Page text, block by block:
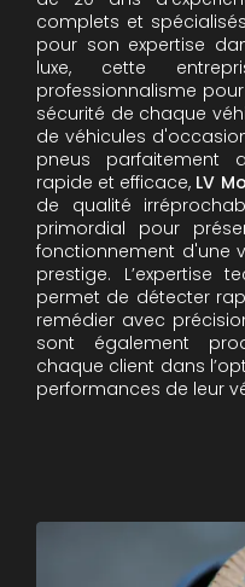
complets et
pour son expertise
luxe, cette
professionnalisme
sécurité de chaque
de véhicules
pneus parfaitement
rapide et efficace, LV
de qualité
primordial pour
fonctionnement d'une
prestige. L’expertise
permet de détecter
remédier avec
sont également
chaque client dans
performances de leur